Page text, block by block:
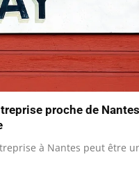
proche de
à Nantes peut être